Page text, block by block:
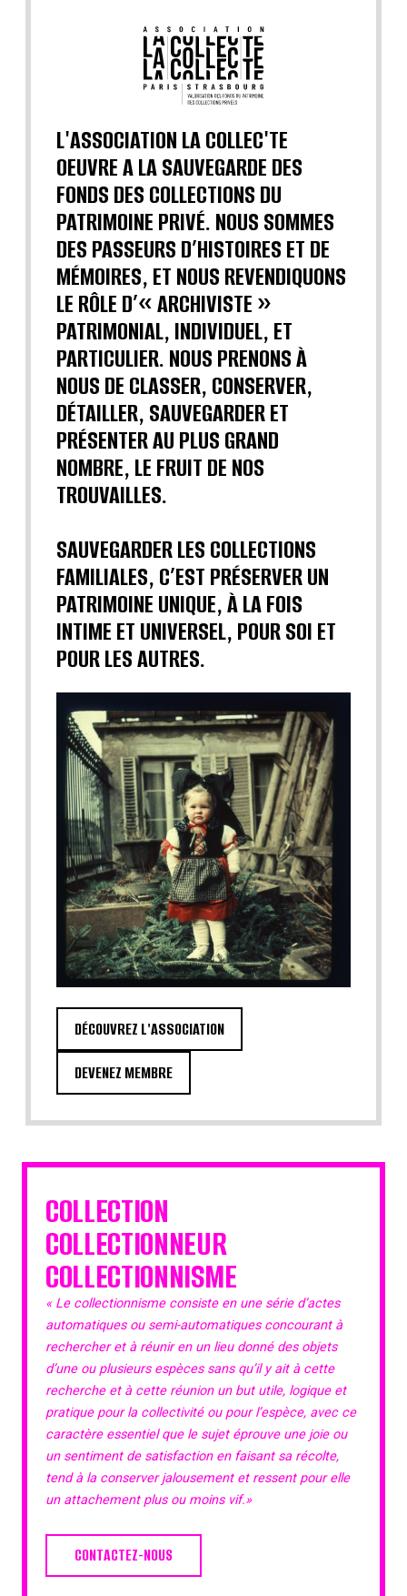
L'ASSOCIATION LA COLLEC'TE
OEUVRE A LA SAUVEGARDE DES
FONDS DES COLLECTIONS DU
PATRIMOINE PRIVÉ. NOUS SOMMES
DES PASSEURS D’HISTOIRES ET DE
MÉMOIRES, ET NOUS REVENDIQUONS
LE RÔLE D’« ARCHIVISTE »
PATRIMONIAL, INDIVIDUEL, ET
PARTICULIER. NOUS PRENONS À
NOUS DE CLASSER, CONSERVER,
DÉTAILLER, SAUVEGARDER ET
PRÉSENTER AU PLUS GRAND
NOMBRE, LE FRUIT DE NOS
TROUVAILLES.
SAUVEGARDER LES COLLECTIONS
FAMILIALES, C’EST PRÉSERVER UN
PATRIMOINE UNIQUE, À LA FOIS
INTIME ET UNIVERSEL, POUR SOI ET
POUR LES AUTRES.
DÉCOUVREZ L'ASSOCIATION
DEVENEZ MEMBRE
COLLECTION
COLLECTIONNEUR
COLLECTIONNISME
« Le collectionnisme consiste en une série d’actes
automatiques ou semi-automatiques concourant à
rechercher et à réunir en un lieu donné des objets
d’une ou plusieurs espèces sans qu’il y ait à cette
recherche et à cette réunion un but utile, logique et
pratique pour la collectivité ou pour l’espèce, avec ce
caractère essentiel que le sujet éprouve une joie ou
un sentiment de satisfaction en faisant sa récolte,
tend à la conserver jalousement et ressent pour elle
un attachement plus ou moins vif.»
CONTACTEZ-NOUS